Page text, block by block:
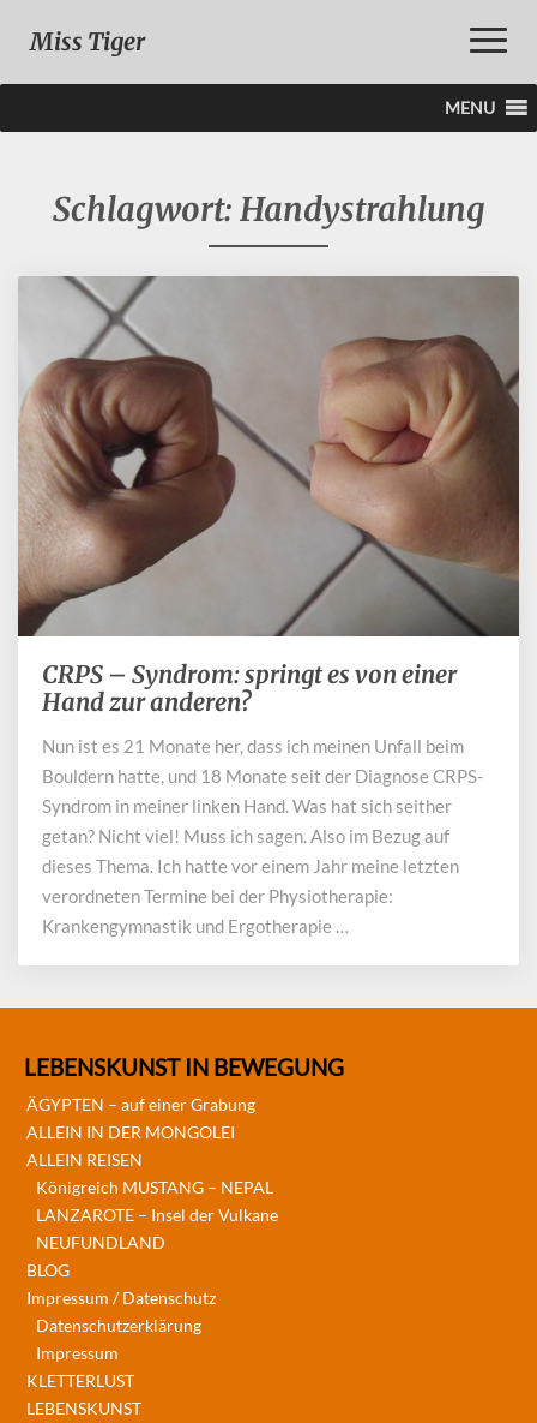
Toggle
Miss Tiger
MENU
Schlagwort: Handystrahlung
CRPS
–
springt
es
von
einer
Hand
anderen?
CRPS – Syndrom: springt es von einer
Hand zur anderen?
Nun ist es 21 Monate her, dass ich meinen Unfall beim
Bouldern hatte, und 18 Monate seit der Diagnose CRPS-
Syndrom in meiner linken Hand. Was hat sich seither
getan? Nicht viel! Muss ich sagen. Also im Bezug auf
dieses Thema. Ich hatte vor einem Jahr meine letzten
verordneten Termine bei der Physiotherapie:
Krankengymnastik und Ergotherapie …
LEBENSKUNST IN BEWEGUNG
ÄGYPTEN – auf einer Grabung
ALLEIN IN DER MONGOLEI
ALLEIN REISEN
Königreich MUSTANG – NEPAL
LANZAROTE – Insel der Vulkane
NEUFUNDLAND
BLOG
Impressum / Datenschutz
Datenschutzerklärung
Impressum
KLETTERLUST
LEBENSKUNST